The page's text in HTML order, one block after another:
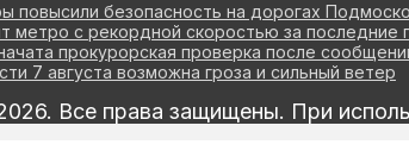
повысили безопасность на дорогах
метро с рекордной скоростью за последние
прокурорская проверка после
7 августа возможна гроза и сильный ветер
Все права защищены. При